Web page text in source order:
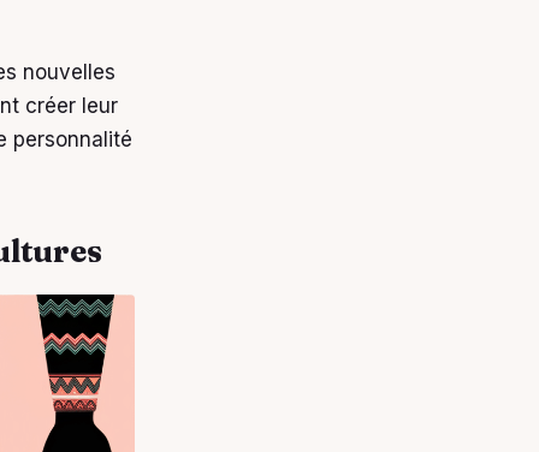
nouvelles
créer leur
personnalité